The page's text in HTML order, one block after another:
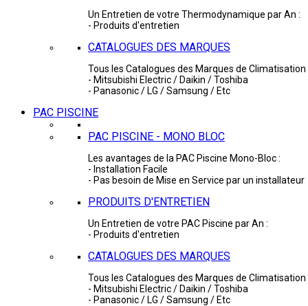
Un Entretien de votre Thermodynamique par An :
- Produits d'entretien
CATALOGUES DES MARQUES
Tous les Catalogues des Marques de Climatisation
- Mitsubishi Electric / Daikin / Toshiba
- Panasonic / LG / Samsung / Etc
PAC PISCINE
PAC PISCINE - MONO BLOC
Les avantages de la PAC Piscine Mono-Bloc :
- Installation Facile
- Pas besoin de Mise en Service par un installateur
PRODUITS D'ENTRETIEN
Un Entretien de votre PAC Piscine par An :
- Produits d'entretien
CATALOGUES DES MARQUES
Tous les Catalogues des Marques de Climatisation
- Mitsubishi Electric / Daikin / Toshiba
- Panasonic / LG / Samsung / Etc